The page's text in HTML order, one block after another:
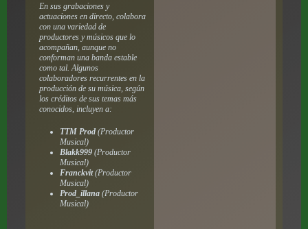
En sus grabaciones y
actuaciones en directo, colabora
con una variedad de
productores y músicos que lo
acompañan, aunque no
conforman una banda estable
como tal. Algunos
colaboradores recurrentes en la
producción de su música, según
los créditos de sus temas más
conocidos, incluyen a:
TTM Prod(Productor
Musical)
Blakk999(Productor
Musical)
Franckvit(Productor
Musical)
Prod_illana(Productor
Musical)